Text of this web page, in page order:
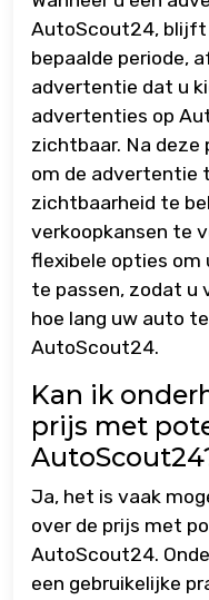
AutoScout24, blijft
bepaalde periode,
advertentie dat u
advertenties op
zichtbaar. Na deze
om de advertentie
zichtbaarheid te
verkoopkansen te
flexibele opties om
te passen, zodat u
hoe lang uw auto
AutoScout24.
Kan ik
prijs met
Ja, het is vaak
over de prijs met
AutoScout24.
een gebruikelijke